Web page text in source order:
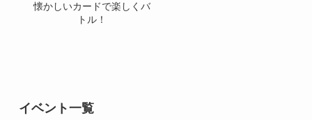
懐かしいカードで楽しくバ
トル！
イベント一覧